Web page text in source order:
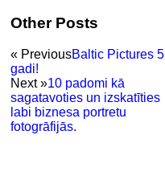
Other Posts
« PreviousBaltic Pictures 5
gadi!
Next »10 padomi kā
sagatavoties un izskatīties
labi biznesa portretu
fotogrāfijās.